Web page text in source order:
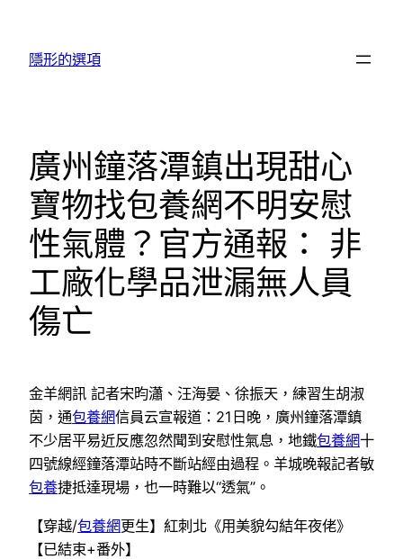
隱形的選項
廣州鐘落潭鎮出現甜心
寶物找包養網不明安慰
性氣體？官方通報： 非
工廠化學品泄漏無人員
傷亡
金羊網訊 記者宋昀瀟、汪海晏、徐振天，練習生胡淑
茵，通包養網信員云宣報道：21日晚，廣州鐘落潭鎮
不少居平易近反應忽然聞到安慰性氣息，地鐵包養網十
四號線經鐘落潭站時不斷站經由過程。羊城晚報記者敏
包養捷抵達現場，也一時難以“透氣”。
【穿越/包養網更生】紅刺北《用美貌勾結年夜佬》
【已結束+番外】